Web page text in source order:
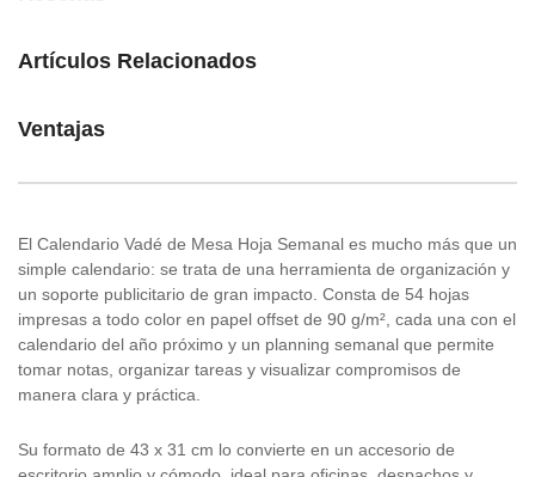
Artículos Relacionados
Ventajas
El Calendario Vadé de Mesa Hoja Semanal es mucho más que un
simple calendario: se trata de una herramienta de organización y
un soporte publicitario de gran impacto. Consta de 54 hojas
impresas a todo color en papel offset de 90 g/m², cada una con el
calendario del año próximo y un planning semanal que permite
tomar notas, organizar tareas y visualizar compromisos de
manera clara y práctica.
Su formato de 43 x 31 cm lo convierte en un accesorio de